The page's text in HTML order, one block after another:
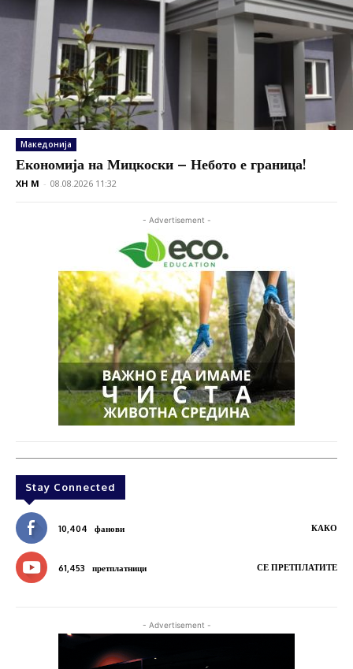
Македонија
Економија на Мицкоски – Небото е граница!
XH M - 08.08.2026 11:32
- Advertisement -
Stay Connected
10,404 фанови КАКО
61,453 претплатници СЕ ПРЕТПЛАТИТЕ
- Advertisement -